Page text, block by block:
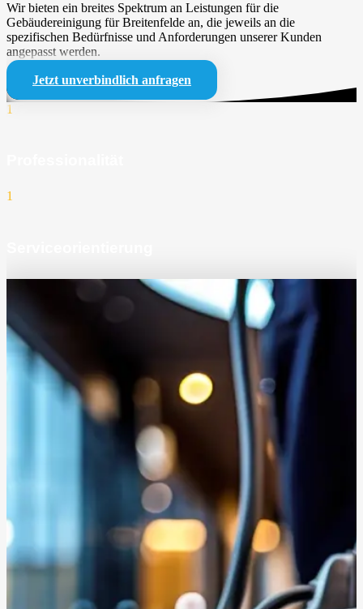
Wir bieten ein breites Spektrum an Leistungen für die
Gebäudereinigung für Breitenfelde an, die jeweils an die
spezifischen Bedürfnisse und Anforderungen unserer Kunden
angepasst werden.
Jetzt unverbindlich anfragen
1
1
1
zufriedene Kunden